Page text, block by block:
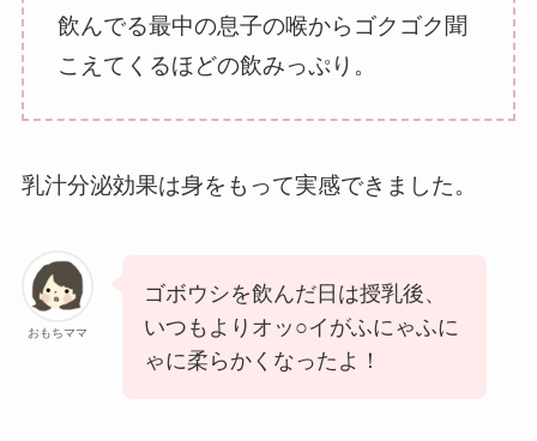
飲んでる最中の息子の喉からゴクゴク聞
こえてくるほどの飲みっぷり。
乳汁分泌効果は身をもって実感できました。
おもちママ
ゴボウシを飲んだ日は授乳後、
いつもよりオッ○イがふにゃふに
ゃに柔らかくなったよ！